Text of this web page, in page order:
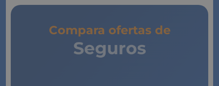
Compara ofertas de
Seguros